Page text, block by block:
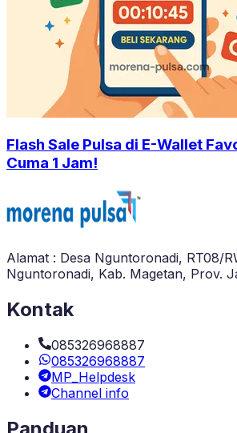
Flash Sale Pulsa di E-Wallet
Cuma 1 Jam!
Alamat : Desa Nguntoronadi, RT08/
Nguntoronadi, Kab. Magetan, Prov.
Kontak
085326968887
085326968887
MP_Helpdesk
Channel info
Panduan